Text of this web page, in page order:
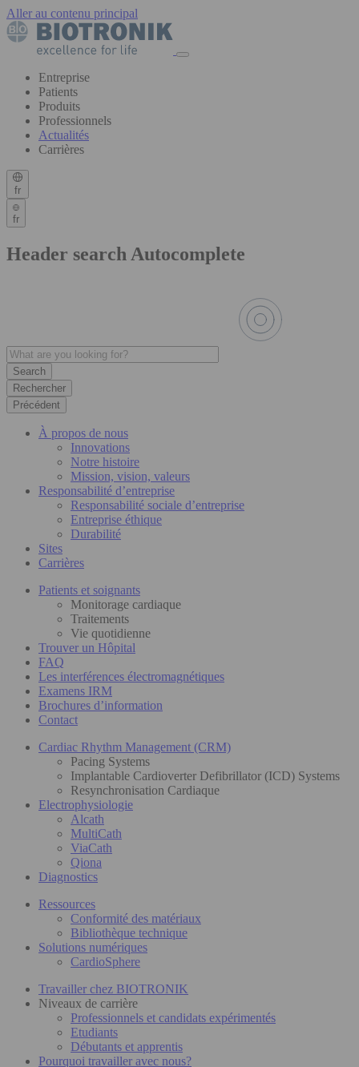
Aller au contenu principal
Entreprise
Patients
Produits
Professionnels
Actualités
Carrières
fr
fr
Header search Autocomplete
Rechercher
Précédent
À propos de nous
Innovations
Notre histoire
Mission, vision, valeurs
Responsabilité d’entreprise
Responsabilité sociale d’entreprise
Entreprise éthique
Durabilité
Sites
Carrières
Patients et soignants
Monitorage cardiaque
Traitements
Vie quotidienne
Trouver un Hôpital
FAQ
Les interférences électromagnétiques
Examens IRM
Brochures d’information
Contact
Cardiac Rhythm Management (CRM)
Pacing Systems
Implantable Cardioverter Defibrillator (ICD) Systems
Resynchronisation Cardiaque
Electrophysiologie
Alcath
MultiCath
ViaCath
Qiona
Diagnostics
Ressources
Conformité des matériaux
Bibliothèque technique
Solutions numériques
CardioSphere
Travailler chez BIOTRONIK
Niveaux de carrière
Professionnels et candidats expérimentés
Etudiants
Débutants et apprentis
Pourquoi travailler avec nous?